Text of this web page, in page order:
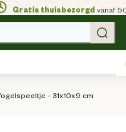
Gratis thuisbezorgd vanaf
- 31x10x9 cm